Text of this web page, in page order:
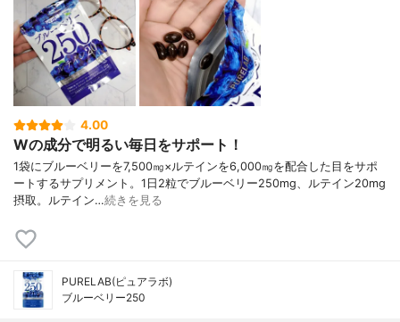
4.00
Wの成分で明るい毎日をサポート！
1袋にブルーベリーを7,500㎎×ルテインを6,000㎎を配合した目をサポ
ートするサプリメント。1日2粒でブルーベリー250mg、ルテイン20mg
摂取。ルテイン…続きを見る
PURELAB(ピュアラボ)
ブルーベリー250